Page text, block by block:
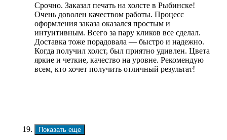
Срочно. Заказал печать на холсте в Рыбинске!
Очень доволен качеством работы. Процесс
оформления заказа оказался простым и
интуитивным. Всего за пару кликов все сделал.
Доставка тоже порадовала — быстро и надежно.
Когда получил холст, был приятно удивлен. Цвета
яркие и четкие, качество на уровне. Рекомендую
всем, кто хочет получить отличный результат!
Показать еще